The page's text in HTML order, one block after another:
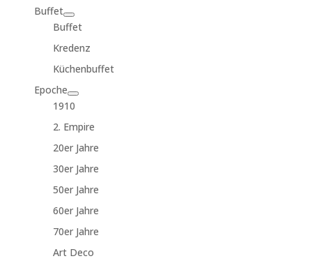
Buffet
Buffet
Kredenz
Küchenbuffet
Epoche
1910
2. Empire
20er Jahre
30er Jahre
50er Jahre
60er Jahre
70er Jahre
Art Deco